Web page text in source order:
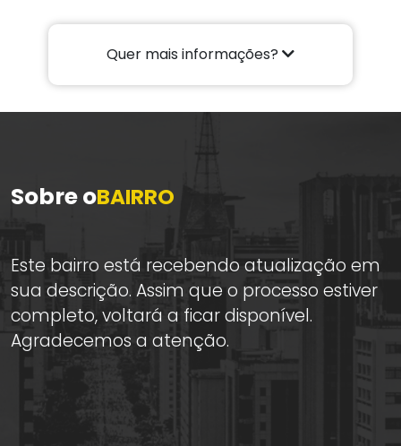
Quer mais informações?
Sobre oBAIRRO
Este bairro está recebendo atualização em
sua descrição. Assim que o processo estiver
completo, voltará a ficar disponível.
Agradecemos a atenção.